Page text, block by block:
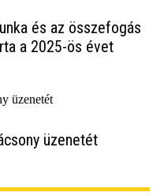
és az összefogás
a 2025-ös évet
üzenetét